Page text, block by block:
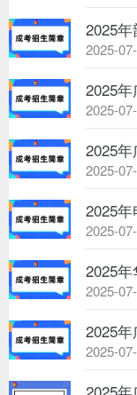
2025
2025-
2025
2025-
2025
2025-
2025-
2025
2025-
2025-